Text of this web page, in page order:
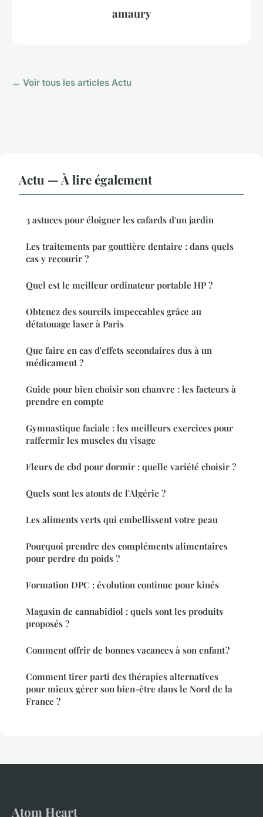
amaury
← Voir tous les articles Actu
Actu — À lire également
3 astuces pour éloigner les cafards d'un jardin
Les traitements par gouttière dentaire : dans quels
cas y recourir ?
Quel est le meilleur ordinateur portable HP ?
Obtenez des sourcils impeccables grâce au
détatouage laser à Paris
Que faire en cas d'effets secondaires dus à un
médicament ?
Guide pour bien choisir son chanvre : les facteurs à
prendre en compte
Gymnastique faciale : les meilleurs exercices pour
raffermir les muscles du visage
Fleurs de cbd pour dormir : quelle variété choisir ?
Quels sont les atouts de l'Algérie ?
Les aliments verts qui embellissent votre peau
Pourquoi prendre des compléments alimentaires
pour perdre du poids ?
Formation DPC : évolution continue pour kinés
Magasin de cannabidiol : quels sont les produits
proposés ?
Comment offrir de bonnes vacances à son enfant ?
Comment tirer parti des thérapies alternatives
pour mieux gérer son bien-être dans le Nord de la
France ?
Atom Heart